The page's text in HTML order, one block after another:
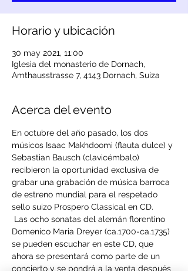
Horario y ubicación
30 may 2021, 11:00
Iglesia del monasterio de Dornach,
Amthausstrasse 7, 4143 Dornach, Suiza
Acerca del evento
En octubre del año pasado, los dos
músicos Isaac Makhdoomi (flauta dulce) y
Sebastian Bausch (clavicémbalo)
recibieron la oportunidad exclusiva de
grabar una grabación de música barroca
de estreno mundial para el respetado
sello suizo Prospero Classical en CD.
Domenico Maria Dreyer (ca.1700-ca.1735)
se pueden escuchar en este CD, que
ahora se presentará como parte de un
concierto y se pondrá a la venta después